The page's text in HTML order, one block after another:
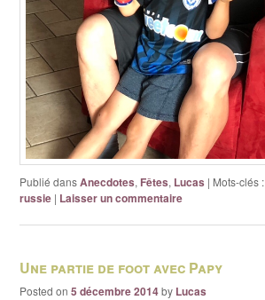
Publié dansAnecdotes, Fêtes, Lucas | Mots-clés :
russie | Laisser un commentaire
Une partie de foot avec Papy
Posted on5 décembre 2014by Lucas